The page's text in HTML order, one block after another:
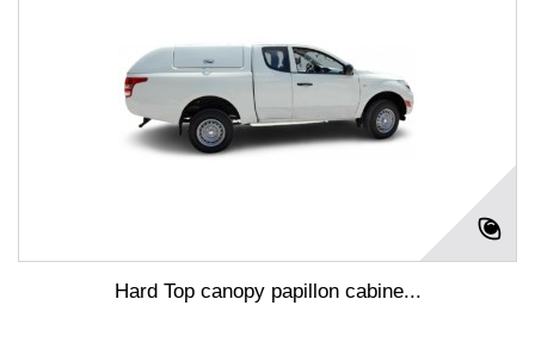
Hard Top canopy papillon cabine...